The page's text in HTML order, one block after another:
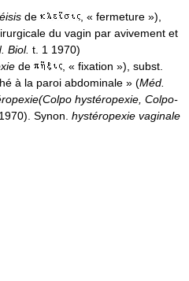
de
, « fermeture »),
du vagin par avivement et
Biol. t. 1 1970)
de
, « fixation »), subst.
à la paroi abdominale » (Méd.
(Colpo hystéropexie, Colpo-
Synon. hystéropexie vaginale